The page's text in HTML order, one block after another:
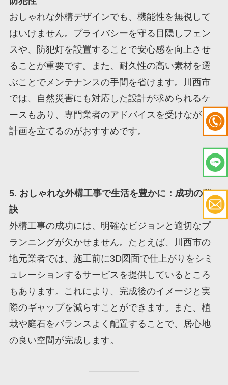
おしゃれな外構デザインでも、機能性を無視して
はいけません。プライバシーを守る目隠しフェン
スや、防犯灯を設置することで安心感を向上させ
ることが重要です。また、耐久性の高い素材を選
ぶことでメンテナンスの手間を省けます。川西市
では、自然災害にも対応した設計が求められるケ
ースもあり、専門業者のアドバイスを受けながら
計画を立てるのがおすすめです。
5. おしゃれな外構工事で生活を豊かに：成功の秘
訣
外構工事の成功には、明確なビジョンと適切なプ
ランニングが欠かせません。たとえば、川西市の
地元業者では、施工前に3D図面で仕上がりをシミ
ュレーションするサービスを提供しているところ
もあります。これにより、完成後のイメージと実
際のギャップを減らすことができます。また、植
栽や庭石をバランスよく配置することで、居心地
の良い空間が完成します。